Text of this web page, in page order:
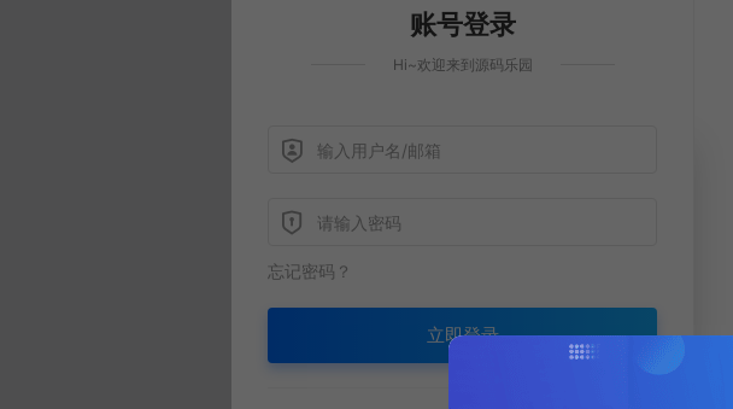
账号登录
Hi~欢迎来到源码乐园
忘记密码？
立即登录
返回登录